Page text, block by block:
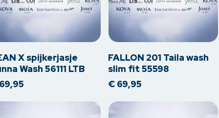
X spijkerjasje
Wash 56111 LTB
69,95
Dit
product
heeft
meerdere
variaties.
Deze
kan
FALLON 201 Taila wash
slim fit 55598
€69,95